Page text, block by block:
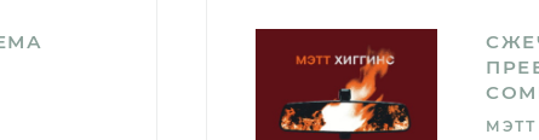
МЭТТ